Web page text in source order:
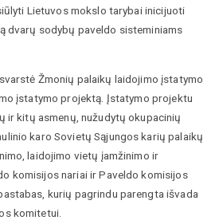
Lietuvos mokslo tarybai inicijuoti
dvarų sodybų paveldo sisteminiams
Žmonių palaikų laidojimo įstatymo
įstatymo projektą. Įstatymo projektu
ir kitų asmenų, nužudytų okupacinių
karo Sovietų Sąjungos karių palaikų
laidojimo vietų įamžinimo ir
komisijos nariai ir Paveldo komisijos
kurių pagrindu parengta išvada
komitetui.